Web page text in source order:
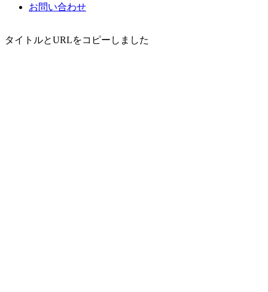
お問い合わせ
タイトルとURLをコピーしました